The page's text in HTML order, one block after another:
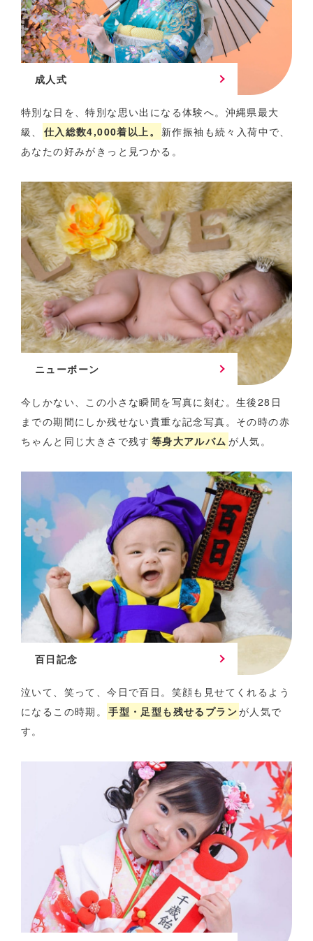
成人式
特別な日を、特別な思い出になる体験へ。 沖縄県最大
級、
仕入総数4,000着以上。
新作振袖も続々入荷中で、
あなたの好みがきっと見つかる。
ニューボーン
今しかない、この小さな瞬間を写真に刻む。 生後28日
までの期間にしか残せない貴重な記念写真。 その時の赤
ちゃんと同じ大きさで残す 等身大アルバム が人気。
百日記念
泣いて、笑って、今日で百日。 笑顔も見せてくれるよう
になるこの時期。 手型・足型も残せるプランが人気で
す。